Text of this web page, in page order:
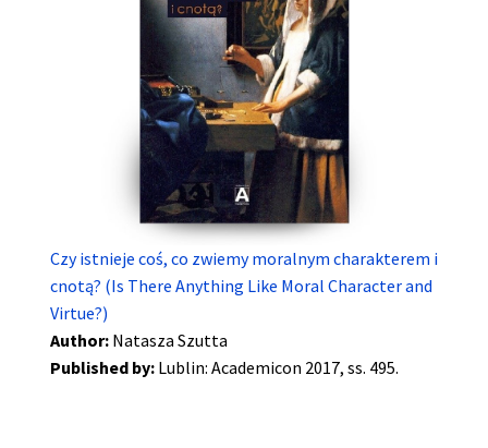
Czy istnieje coś, co zwiemy moralnym charakterem i
cnotą? (Is There Anything Like Moral Character and
Virtue?)
Author: Natasza Szutta
Published by: Lublin: Academicon 2017, ss. 495.